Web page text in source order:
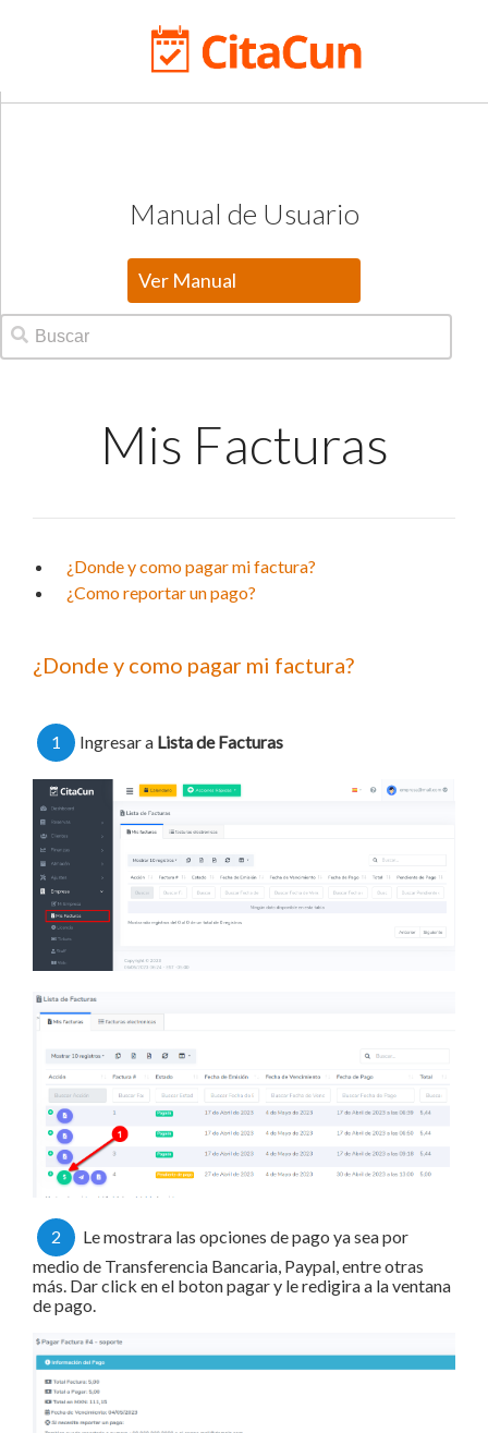
Manual de Usuario
Ver Manual
Mis Facturas
¿Donde y como pagar mi factura?
¿Como reportar un pago?
¿Donde y como pagar mi factura?
1 Ingresar a Lista de Facturas
2
Le mostrara las opciones de pago ya sea por
medio de Transferencia Bancaria, Paypal, entre otras
más. Dar click en el boton pagar y le redigira a la ventana
de pago.